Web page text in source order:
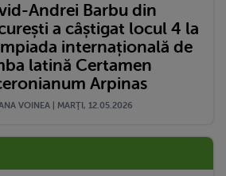
Andrei Barbu din
a câștigat locul 4 la
internațională de
latină Certamen
Arpinas
VOINEA | MARŢI, 12.05.2026